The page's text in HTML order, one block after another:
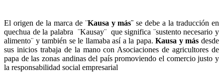
El origen de la marca de ¨Kausa y más¨ se debe a la traducción en
quechua de la palabra ¨Kausay¨ que significa ¨sustento necesario y
alimento¨ y también se le llamaba así a la papa.Kausa y más desde
sus inicios trabaja de la mano con Asociaciones de agricultores de
papa de las zonas andinas del país promoviendo el comercio justo y
la responsabilidad social empresarial